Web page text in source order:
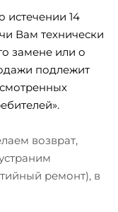
14
Вам технически
замене или о
подлежит
возврат,
ремонт), в